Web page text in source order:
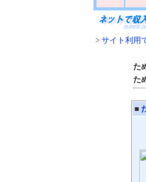
> サイト利用
た
た
■